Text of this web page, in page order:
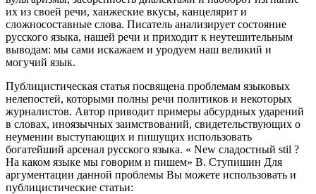
их из своей речи, ханжеские вкусы, канцелярит и
сложносоставные слова. Писатель анализирует состояние
русского языка, нашей речи и приходит к неутешительным
выводам: мы сами искажаем и уродуем наш великий и
могучий язык.
Публицистическая статья посвящена проблемам языковых
нелепостей, которыми полны речи политиков и некоторых
журналистов. Автор приводит примеры абсурдных ударений
в словах, иноязычных заимствований, свидетельствующих о
неумении выступающих и пишущих использовать
богатейший арсенал русского языка. « New сладостный stil ?
На каком языке мы говорим и пишем» В. Ступишин Для
аргументации данной проблемы Вы можете использовать и
публицистические статьи: